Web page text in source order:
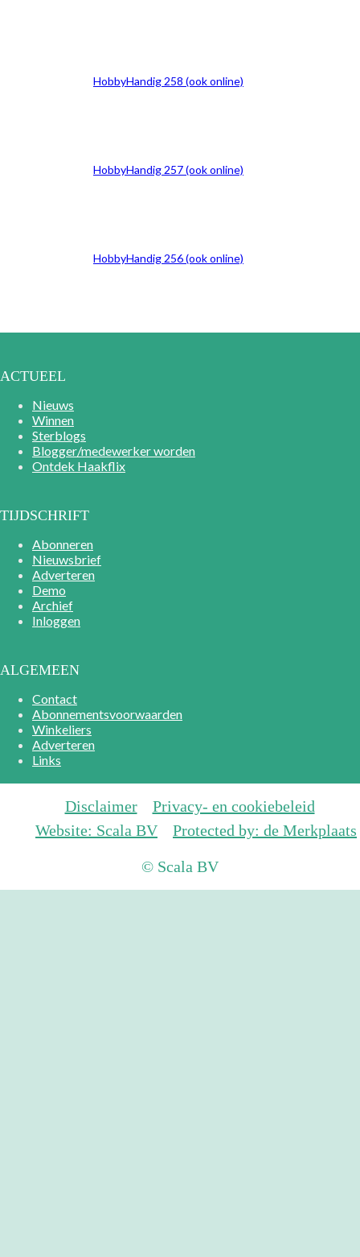
HobbyHandig 258 (ook online)
HobbyHandig 257 (ook online)
HobbyHandig 256 (ook online)
ACTUEEL
Nieuws
Winnen
Sterblogs
Blogger/medewerker worden
Ontdek Haakflix
TIJDSCHRIFT
Abonneren
Nieuwsbrief
Adverteren
Demo
Archief
Inloggen
ALGEMEEN
Contact
Abonnementsvoorwaarden
Winkeliers
Adverteren
Links
Disclaimer
Privacy- en cookiebeleid
Website: Scala BV
Protected by: de Merkplaats
© Scala BV